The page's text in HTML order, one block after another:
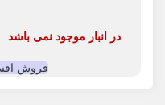
در انبار موجود نمی باشد
فروش